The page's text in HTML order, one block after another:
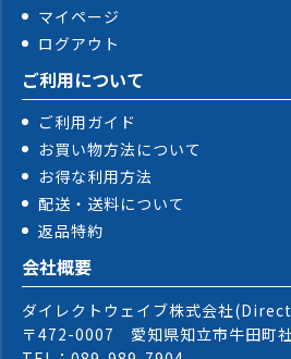
マイページ
ログアウト
ご利用について
ご利用ガイド
お買い物方法について
お得な利用方法
配送・送料について
返品特約
会社概要
ダイレクトウェイブ株式会社
〒472-0007 愛知県知立市牛田町